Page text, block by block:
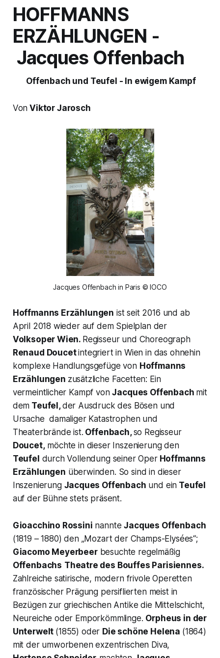
HOFFMANNS
ERZÄHLUNGEN -
Jacques Offenbach
Offenbach und Teufel - In ewigem Kampf
Von Viktor Jarosch
Jacques Offenbach in Paris © IOCO
Hoffmanns Erzählungen ist seit 2016 und ab
April 2018 wieder auf dem Spielplan der
Volksoper Wien. Regisseur und Choreograph
Renaud Doucetintegriert in Wien in das ohnehin
komplexe Handlungsgefüge von Hoffmanns
Erzählungen zusätzliche Facetten: Ein
vermeintlicher Kampf vonJacques Offenbach mit
dem Teufel,der Ausdruck des Bösen und
Ursache damaliger Katastrophen und
Theaterbrände ist. Offenbach,so Regisseur
Doucet,möchte in dieser Inszenierung den
Teufel durch Vollendung seiner OperHoffmanns
Erzählungen überwinden. So sind in dieser
Inszenierung Jacques Offenbach und ein Teufel
auf der Bühne stets präsent.
Gioacchino Rossini nannteJacques Offenbach
(1819 – 1880) den „Mozart der Champs-Elysées“;
Giacomo Meyerbeerbesuchte regelmäßig
Offenbachs Theatre des Bouffes Parisiennes.
Zahlreiche satirische, modern frivole Operetten
französischer Prägung persiflierten meist in
Bezügen zur griechischen Antike die Mittelschicht,
Neureiche oder Emporkömmlinge. Orpheus in der
Unterwelt (1855) oder Die schöne Helena (1864)
mit der umworbenen exzentrischen Diva,